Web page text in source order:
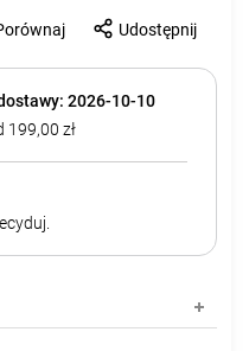
Udostępnij
2026-10-10
199,00 zł